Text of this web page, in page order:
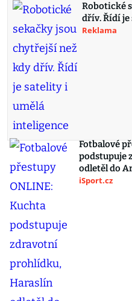
Robotické
dřív. Řídí
Reklama
Fotbalové
podstupuje
odletěl do
iSport.cz